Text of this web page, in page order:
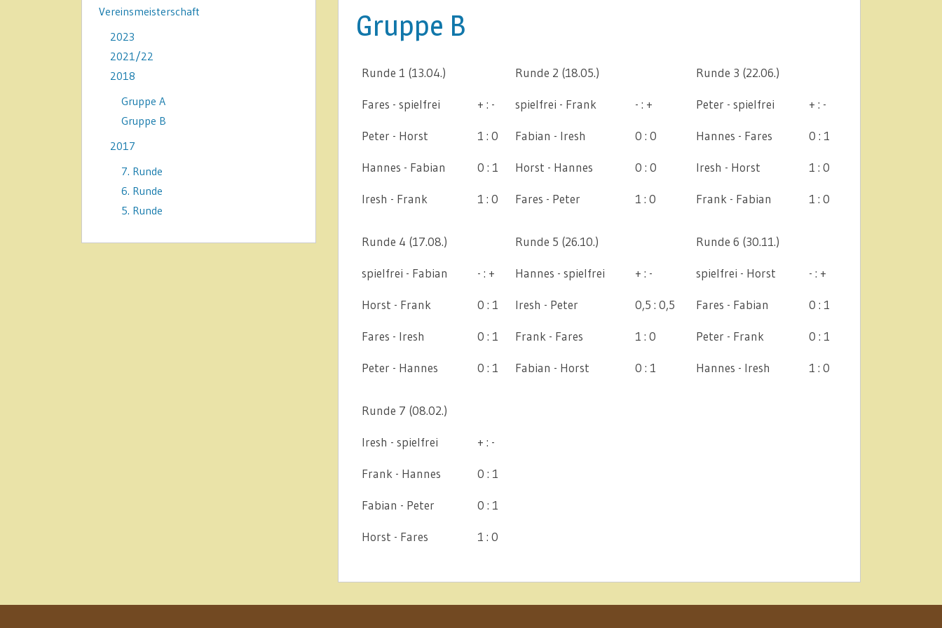
Gruppe B
Runde 1 (13.04.) Runde 2 (18.05.) Runde 3 (22.06.)
Fares - spielfrei + : - spielfrei - Frank - : + Peter - spielfrei + : -
Peter - Horst 1 : 0 Fabian - Iresh 0 : 0 Hannes - Fares 0 : 1
Hannes - Fabian 0 : 1 Horst - Hannes 0 : 0 Iresh - Horst 1 : 0
Iresh - Frank 1 : 0 Fares - Peter 1 : 0 Frank - Fabian 1 : 0
Runde 4 (17.08.) Runde 5 (26.10.) Runde 6 (30.11.)
spielfrei - Fabian - : + Hannes - spielfrei + : - spielfrei - Horst - : +
Horst - Frank 0 : 1 Iresh - Peter 0,5 : 0,5 Fares - Fabian 0 : 1
Fares - Iresh 0 : 1 Frank - Fares 1 : 0 Peter - Frank 0 : 1
Peter - Hannes 0 : 1 Fabian - Horst 0 : 1 Hannes - Iresh 1 : 0
Runde 7 (08.02.)
Iresh - spielfrei + : -
Frank - Hannes 0 : 1
Fabian - Peter 0 : 1
Horst - Fares 1 : 0
Vereinsmeisterschaft
2023
2021/22
2018
Gruppe A
Gruppe B
2017
7. Runde
6. Runde
5. Runde